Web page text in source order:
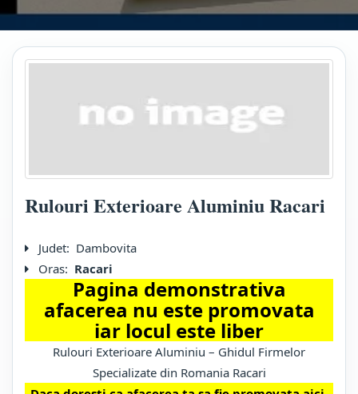
Rulouri Exterioare Aluminiu Racari
Judet: Dambovita
Oras: Racari
Pagina demonstrativa
afacerea nu este promovata
iar locul este liber
Rulouri Exterioare Aluminiu – Ghidul Firmelor
Specializate din Romania Racari